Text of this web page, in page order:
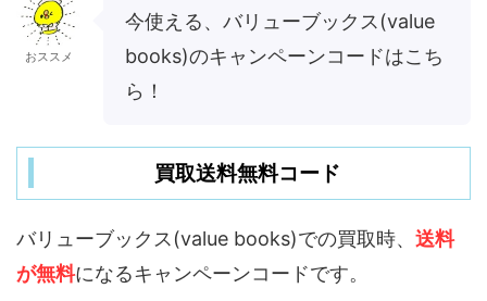
おススメ
今使える、バリューブックス(value
books)のキャンペーンコードはこち
ら！
買取送料無料コード
バリューブックス(value books)での買取時、 送料
が無料になるキャンペーンコードです。